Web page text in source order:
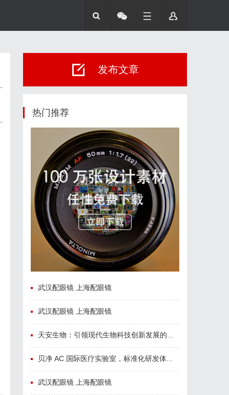
发布文章
热门推荐
武汉配眼镜 上海配眼镜
武汉配眼镜 上海配眼镜
天安生物：引领现代生物科技创新发展的先锋企业
贝净 AC 国际医疗实验室，标准化研发体系全解析
武汉配眼镜 上海配眼镜